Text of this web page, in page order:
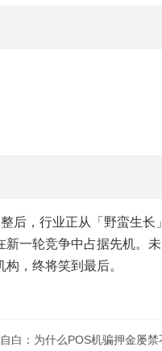
后，行业正从「野蛮生长
新一轮竞争中占据先机。未
，终将笑到最后。
白：为什么POS机骗押金屡禁